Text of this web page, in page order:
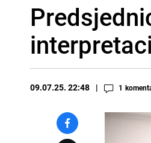
09.07.25. 22:48 1